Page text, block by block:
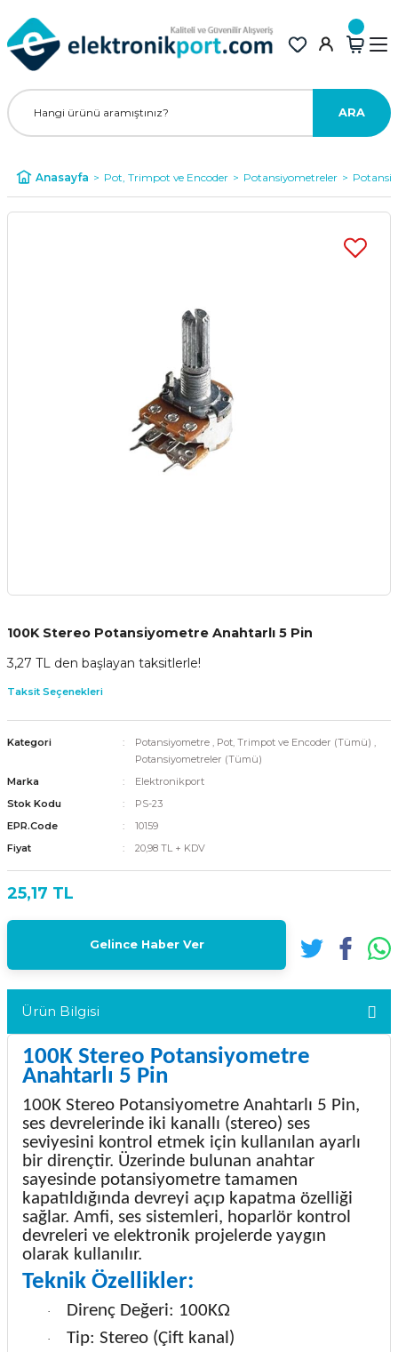
ARA
Anasayfa Pot, Trimpot ve Encoder Potansiyometreler
100K Stereo Potansiyometre Anahtarlı 5 Pin
3,27 TL den başlayan taksitlerle!
Taksit Seçenekleri
Kategori Potansiyometre , Pot, Trimpot ve Encoder (Tümü) ,
Potansiyometreler (Tümü)
Marka
Elektronikport
Stok Kodu
PS-23
EPR.Code
10159
Fiyat
20,98 TL + KDV
25,17 TL
Gelince Haber Ver
Ürün Bilgisi
100K Stereo Potansiyometre
Anahtarlı 5 Pin
100K Stereo Potansiyometre Anahtarlı 5 Pin,
ses devrelerinde iki kanallı (stereo) ses
seviyesini kontrol etmek için kullanılan ayarlı
bir dirençtir. Üzerinde bulunan anahtar
sayesinde potansiyometre tamamen
kapatıldığında devreyi açıp kapatma özelliği
sağlar. Amfi, ses sistemleri, hoparlör kontrol
devreleri ve elektronik projelerde yaygın
olarak kullanılır.
Teknik Özellikler:
· Direnç Değeri: 100KΩ
· Tip: Stereo (Çift kanal)